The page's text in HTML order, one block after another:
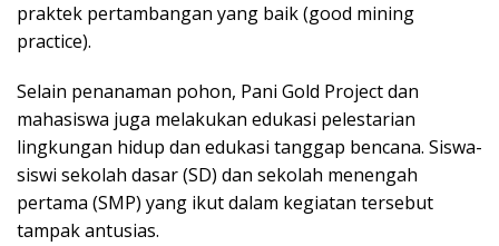
praktek pertambangan yang baik (good mining
practice).
Selain penanaman pohon, Pani Gold Project dan
mahasiswa juga melakukan edukasi pelestarian
lingkungan hidup dan edukasi tanggap bencana. Siswa-
siswi sekolah dasar (SD) dan sekolah menengah
pertama (SMP) yang ikut dalam kegiatan tersebut
tampak antusias.